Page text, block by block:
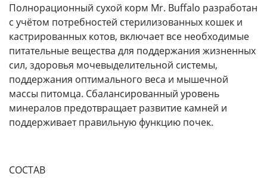
Полнорационный сухой корм Mr. Buffalo разработан
с учётом потребностей стерилизованных кошек и
кастрированных котов, включает все необходимые
питательные вещества для поддержания жизненных
сил, здоровья мочевыделительной системы,
поддержания оптимального веса и мышечной
массы питомца. Сбалансированный уровень
минералов предотвращает развитие камней и
поддерживает правильную функцию почек.
СОСТАВ